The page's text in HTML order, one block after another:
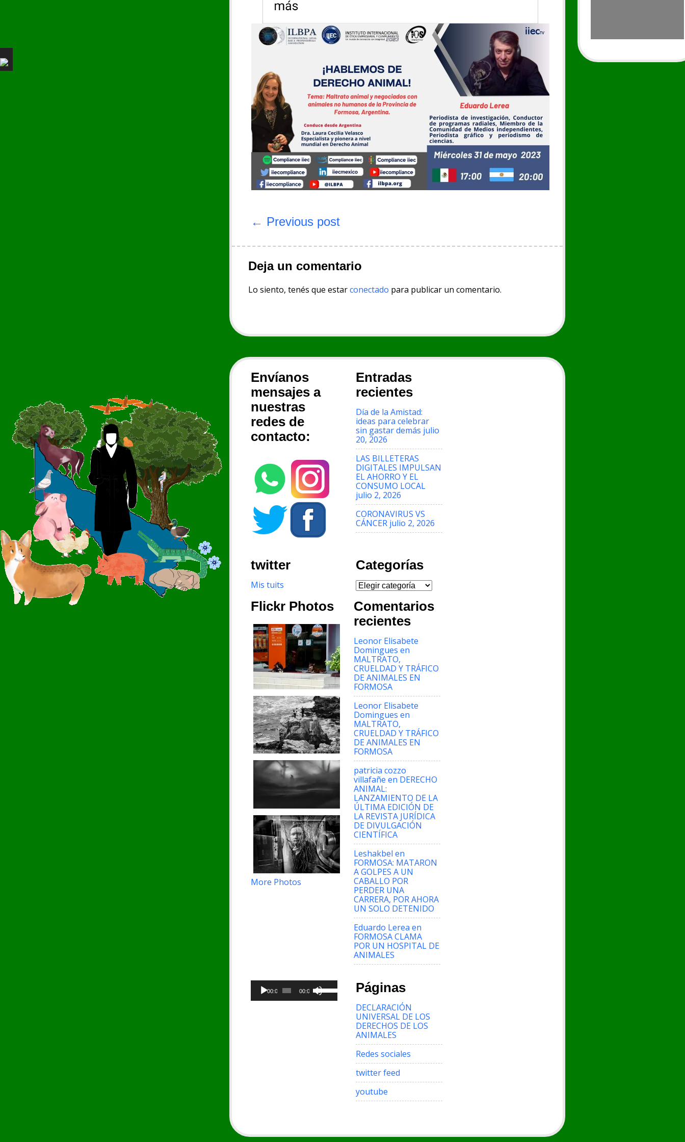
entradas
← Previous post
Deja un comentario
Lo siento, tenés que estarconectado para publicar un comentario.
Envíanos
mensajes a
nuestras
redes de
contacto:
Entradas
recientes
Día de la Amistad:
ideas para celebrar
sin gastar demás julio
20, 2026
LAS BILLETERAS
DIGITALES IMPULSAN
EL AHORRO Y EL
CONSUMO LOCAL
julio 2, 2026
CORONAVIRUS VS
CÁNCER julio 2, 2026
twitter
Mis tuits
Categorías
Categorías
Comentarios
recientes
Leonor Elisabete
Domingues en
MALTRATO,
CRUELDAD Y TRÁFICO
DE ANIMALES EN
FORMOSA
Leonor Elisabete
Domingues en
MALTRATO,
CRUELDAD Y TRÁFICO
DE ANIMALES EN
FORMOSA
patricia cozzo
villafañe en DERECHO
ANIMAL:
LANZAMIENTO DE LA
ÚLTIMA EDICIÓN DE
LA REVISTA JURÍDICA
DE DIVULGACIÓN
CIENTÍFICA
Leshakbel en
FORMOSA: MATARON
A GOLPES A UN
CABALLO POR
PERDER UNA
CARRERA, POR AHORA
UN SOLO DETENIDO
Eduardo Lerea en
FORMOSA CLAMA
POR UN HOSPITAL DE
ANIMALES
Flickr Photos
More Photos
Reproductor
audio
00:00 00:00
Utiliza
las
teclas
arriba/abajo
Páginas
DECLARACIÓN
UNIVERSAL DE LOS
DERECHOS DE LOS
ANIMALES
Redes sociales
twitter feed
youtube